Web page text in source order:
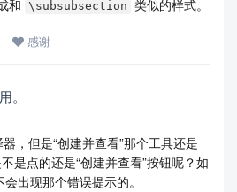
和 \subsubsection 类似的样式。
感谢
。
，但是“创建并查看”那个工具还是
是点的还是“创建并查看”按钮呢？如
出现那个错误提示的。